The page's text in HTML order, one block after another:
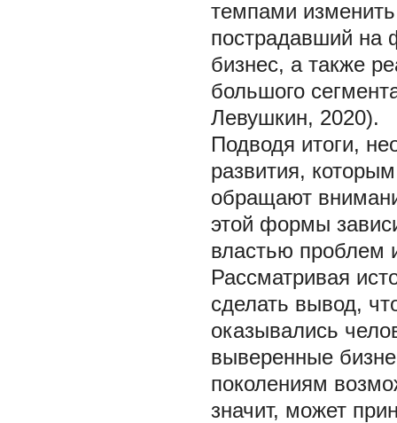
темпами
пострадавший на
бизнес, а также
большого
Левушкин, 2020).
Подводя итоги,
развития,
обращают
этой формы
властью проблем
Рассматривая
сделать вывод,
оказывались
выверенные
поколениям
значит, может